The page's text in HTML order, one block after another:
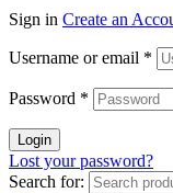
Sign in Create an
Username or email *
Password *
Login
Lost your password?
Search for: